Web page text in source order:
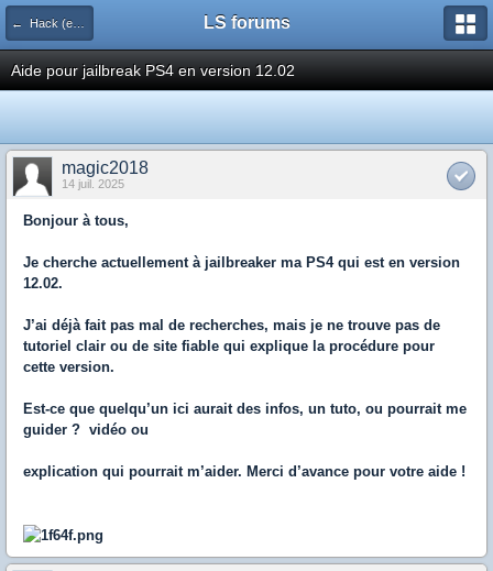
← Hack (exploits, homebrews...) LS forums
Aide pour jailbreak PS4 en version 12.02
magic2018
14 juil. 2025
Bonjour à tous,
Je cherche actuellement à jailbreaker ma PS4 qui est en version
12.02.
J’ai déjà fait pas mal de recherches, mais je ne trouve pas de
tutoriel clair ou de site fiable qui explique la procédure pour
cette version.
Est-ce que quelqu’un ici aurait des infos, un tuto, ou pourrait me
guider ? vidéo ou
explication qui pourrait m’aider. Merci d’avance pour votre aide !